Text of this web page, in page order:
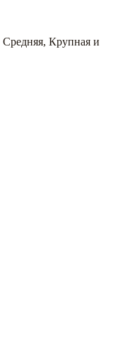
Средняя, Крупная и